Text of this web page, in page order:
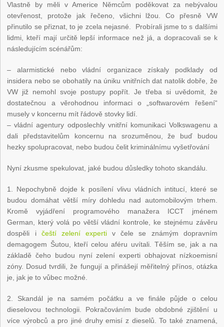
Vlastně by měli v Americe Němcům poděkovat za nebývalou
otevřenost, protože jak řečeno, všichni lžou. Co přesně VW
přinutilo se přiznat, to je zcela nejasné. Probírali jsme to s dalšími
lidmi, kteří mají určitě lepší informace než já, a dopracovali se k
následujícím scénářům:
– alarmistické nebo vládní organizace získaly podklady od
insidera nebo se obohatily na úniku vnitřních dat natolik dobře, že
VW již nemohl svoje postupy popřít. Je třeba si uvědomit, že
dostatečnou a věrohodnou informaci o „softwarovém řešení“
musely v koncernu mít řádově stovky lidí.
– vládní agentury odposlechly vnitřní komunikaci Volkswagenu a
dali představitelům koncernu na srozuměnou, že buď budou
hezky spolupracovat, nebo budou čelit kriminálnímu vyšetřování
Nyní zkusme spekulovat, jaké budou důsledky tohoto skandálu.
1. Nepochybně dojde k posílení vlivu vládních intitucí, které se
budou domáhat větší míry dohledu nad automobilovým trhem.
Kromě vyjádření programového manažera ICCT jménem
German, který volá po větší vládní kontrole, ke stejnému závěru
dospěli i čeští zelení expertiv čele se známým dopravním
demagogem Šutou, kteří celou aféru uvítali. Těším se, jak a na
základě čeho budou nyní zelení experti obhajovat nízkoemisní
zóny. Dosud tvrdili, že fungují a přinášejí měřitelný přínos, otázka
je, jak je to vůbec možné.
2. Skandál je na samém počátku a ve finále půjde o celou
dieselovou technologii. Pokračováním bude obdobné zjištění u
více výrobců a pro jiné druhy emisí z dieselů. To také znamená,